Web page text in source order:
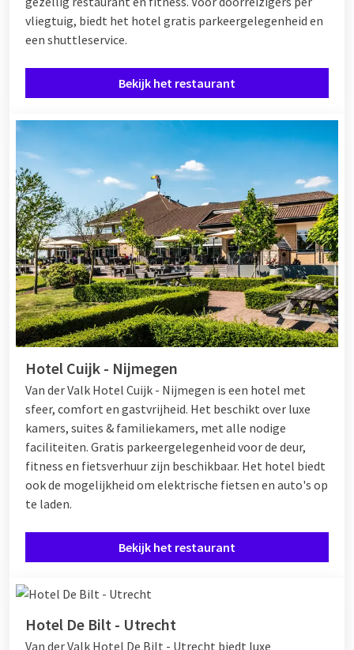
vliegtuig, biedt het hotel gratis parkeergelegenheid en
een shuttleservice.
Bekijk het restaurant
Hotel Cuijk - Nijmegen
Van der Valk Hotel Cuijk - Nijmegen is een hotel met
sfeer, comfort en gastvrijheid. Het beschikt over luxe
kamers, suites & familiekamers, met alle nodige
faciliteiten. Gratis parkeergelegenheid voor de deur,
fitness en fietsverhuur zijn beschikbaar. Het hotel biedt
ook de mogelijkheid om elektrische fietsen en auto's op
te laden.
Bekijk het restaurant
Hotel De Bilt - Utrecht
Van der Valk Hotel De Bilt - Utrecht biedt luxe